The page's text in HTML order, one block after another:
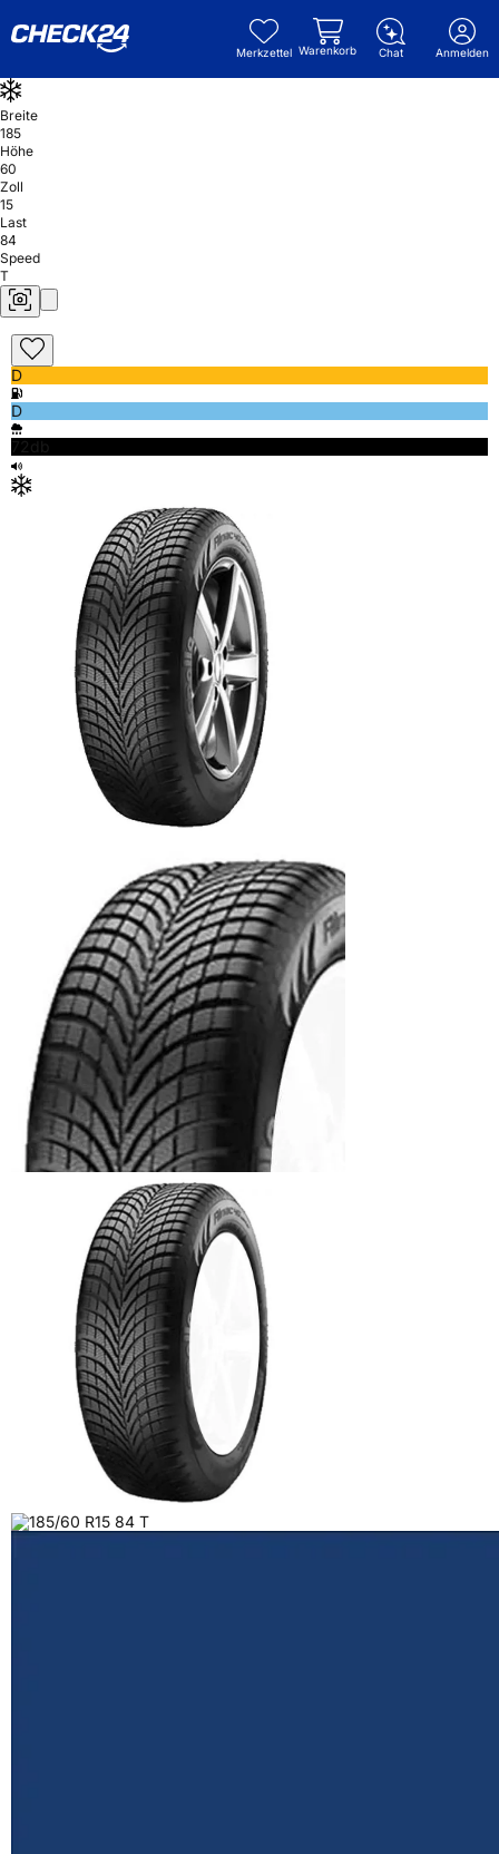
Merkzettel Warenkorb Chat Anmelden
Breite
185
Höhe
60
Zoll
15
Last
84
Speed
T
D
D
72db